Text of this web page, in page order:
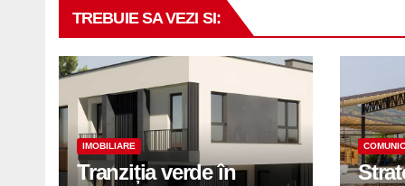
TREBUIE SA VEZI SI:
IMOBILIARE
Tranziția verde în